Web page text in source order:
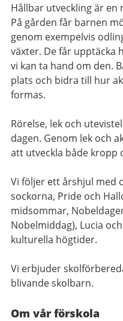
Hållbar utveckling är en
På gården får barnen
genom exempelvis
växter. De får upptäcka
vi kan ta hand om den.
plats och bidra till hur
formas.
Rörelse, lek och
dagen. Genom lek och
att utveckla både kropp
Vi följer ett årshjul med
sockorna, Pride och
midsommar,
Nobelmiddag), Lucia
kulturella högtider.
Vi erbjuder
blivande skolbarn.
Om vår förskola